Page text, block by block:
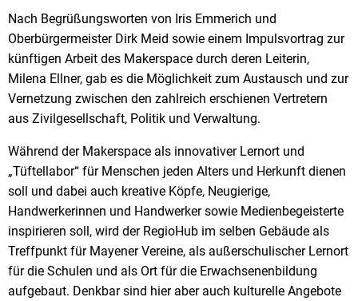
Nach Begrüßungsworten von Iris Emmerich und
Oberbürgermeister Dirk Meid sowie einem Impulsvortrag zur
künftigen Arbeit des Makerspace durch deren Leiterin,
Milena Ellner, gab es die Möglichkeit zum Austausch und zur
Vernetzung zwischen den zahlreich erschienen Vertretern
aus Zivilgesellschaft, Politik und Verwaltung.
Während der Makerspace als innovativer Lernort und
„Tüftellabor“ für Menschen jeden Alters und Herkunft dienen
soll und dabei auch kreative Köpfe, Neugierige,
Handwerkerinnen und Handwerker sowie Medienbegeisterte
inspirieren soll, wird der RegioHub im selben Gebäude als
Treffpunkt für Mayener Vereine, als außerschulischer Lernort
für die Schulen und als Ort für die Erwachsenenbildung
aufgebaut. Denkbar sind hier aber auch kulturelle Angebote